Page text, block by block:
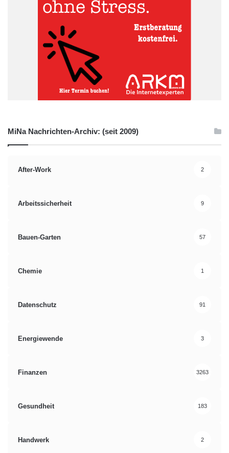
MiNa Nachrichten-Archiv: (seit 2009)
After-Work 2
Arbeitssicherheit 9
Bauen-Garten 57
Chemie 1
Datenschutz 91
Energiewende 3
Finanzen 3263
Gesundheit 183
Handwerk 2